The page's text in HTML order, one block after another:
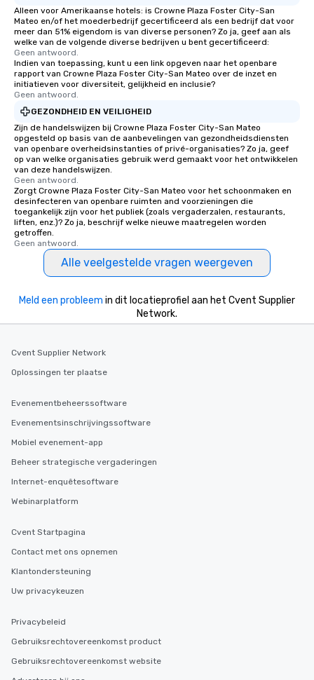
Alleen voor Amerikaanse hotels: is Crowne Plaza Foster City-San
Mateo en/of het moederbedrijf gecertificeerd als een bedrijf dat voor
meer dan 51% eigendom is van diverse personen? Zo ja, geef aan als
welke van de volgende diverse bedrijven u bent gecertificeerd:
Geen antwoord.
Indien van toepassing, kunt u een link opgeven naar het openbare
rapport van Crowne Plaza Foster City-San Mateo over de inzet en
initiatieven voor diversiteit, gelijkheid en inclusie?
Geen antwoord.
GEZONDHEID EN VEILIGHEID
Zijn de handelswijzen bij Crowne Plaza Foster City-San Mateo
opgesteld op basis van de aanbevelingen van gezondheidsdiensten
van openbare overheidsinstanties of privé-organisaties? Zo ja, geef
op van welke organisaties gebruik werd gemaakt voor het ontwikkelen
van deze handelswijzen.
Geen antwoord.
Zorgt Crowne Plaza Foster City-San Mateo voor het schoonmaken en
desinfecteren van openbare ruimten and voorzieningen die
toegankelijk zijn voor het publiek (zoals vergaderzalen, restaurants,
liften, enz.)? Zo ja, beschrijf welke nieuwe maatregelen worden
getroffen.
Geen antwoord.
Alle veelgestelde vragen weergeven
Meld een probleem in dit locatieprofiel aan het Cvent Supplier
Network.
Cvent Supplier Network
Oplossingen ter plaatse
Evenementbeheerssoftware
Evenementsinschrijvingssoftware
Mobiel evenement-app
Beheer strategische vergaderingen
Internet-enquêtesoftware
Webinarplatform
Cvent Startpagina
Contact met ons opnemen
Klantondersteuning
Uw privacykeuzen
Privacybeleid
Gebruiksrechtovereenkomst product
Gebruiksrechtovereenkomst website